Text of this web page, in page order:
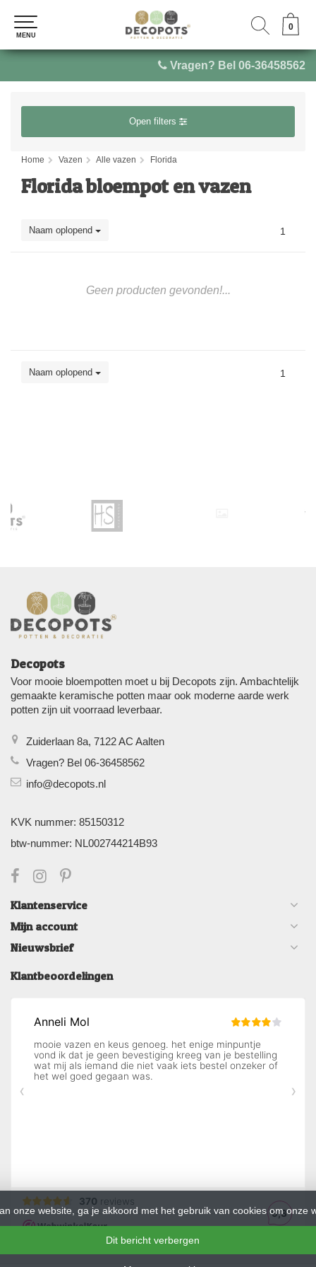
Vragen? Bel 06-36458562
0
MENU
0
MENU
Open filters
Home Vazen Alle vazen Florida
Florida bloempot en vazen
Naam oplopend 1
Geen producten gevonden!...
Naam oplopend 1
Decopots
Voor mooie bloempotten moet u bij Decopots zijn. Ambachtelijk
gemaakte keramische potten maar ook moderne aarde werk
potten zijn uit voorraad leverbaar.
Zuiderlaan 8a, 7122 AC Aalten
Vragen? Bel 06-36458562
info@decopots.nl
KVK nummer: 85150312
btw-nummer: NL002744214B93
Klantenservice
Mijn account
Nieuwsbrief
Klantbeoordelingen
onze website, ga je akkoord met het gebruik van cookies om onze
Dit bericht verbergen